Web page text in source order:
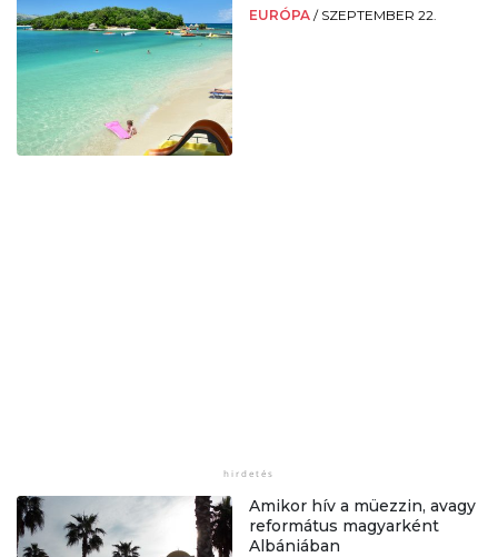
EURÓPA / SZEPTEMBER 22.
Amikor hív a müezzin, avagy
református magyarként
Albániában